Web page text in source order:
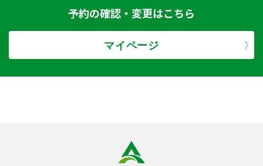
予約の確認・変更はこちら
マイページ